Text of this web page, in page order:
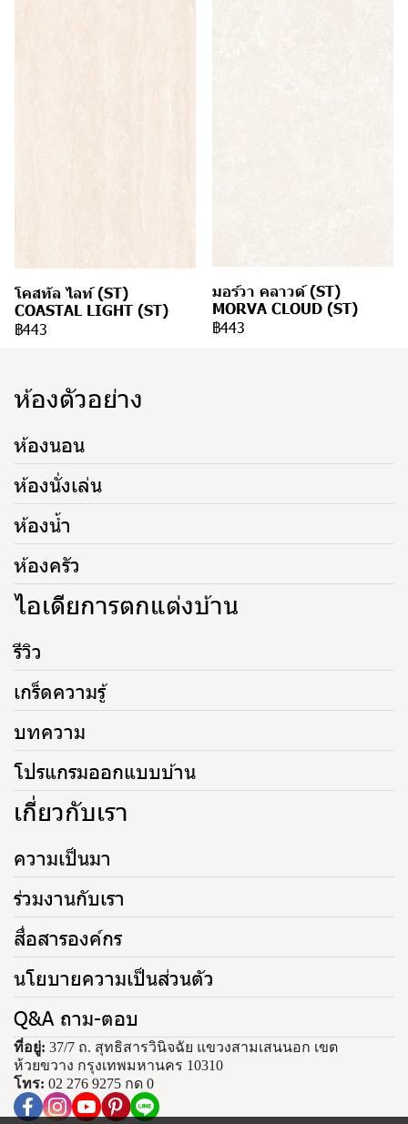
โคสทัล ไลท์ (ST)
COASTAL LIGHT (ST)
฿443
มอร์วา คลาวด์ (ST)
MORVA CLOUD (ST)
฿443
ห้องตัวอย่าง
ห้องนอน
ห้องนั่งเล่น
ห้องน้ำ
ห้องครัว
ไอเดียการตกแต่งบ้าน
รีวิว
เกร็ดความรู้
บทความ
โปรแกรมออกแบบบ้าน
เกี่ยวกับเรา
ความเป็นมา
ร่วมงานกับเรา
สื่อสารองค์กร
นโยบายความเป็นส่วนตัว
Q&A ถาม-ตอบ
ที่อยู่: 37/7 ถ. สุทธิสารวินิจฉัย แขวงสามเสนนอก เขต
ห้วยขวาง กรุงเทพมหานคร 10310
โทร: 02 276 9275 กด 0